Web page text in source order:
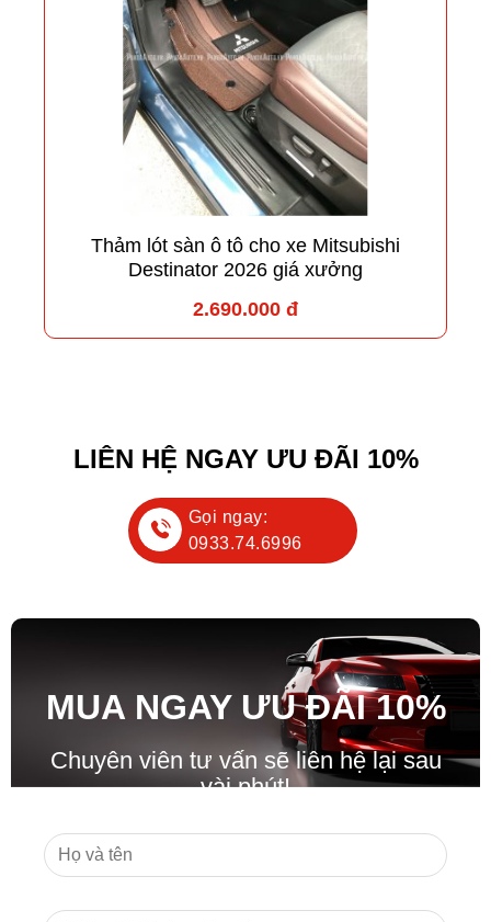
Thảm lót sàn ô tô cho xe Mitsubishi
Destinator 2026 giá xưởng
2.690.000 đ
LIÊN HỆ NGAY ƯU ĐÃI 10%
Gọi ngay:
0933.74.6996
MUA NGAY ƯU ĐÃI10%
Chuyên viên tư vấn sẽ liên hệ lại sau
vài phút!